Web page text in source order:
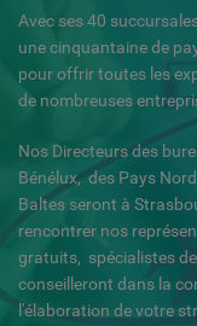
Avec ses 40
une cinquantaine de
pour offrir toutes les
de nombreuses
Nos Directeurs des
Bénélux, des Pays
Baltes seront à
rencontrer nos
gratuits, spécialistes
conseilleront dans la
l'élaboration de votre